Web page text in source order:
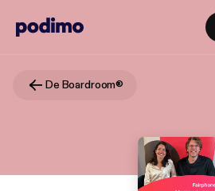
De Boardroom®